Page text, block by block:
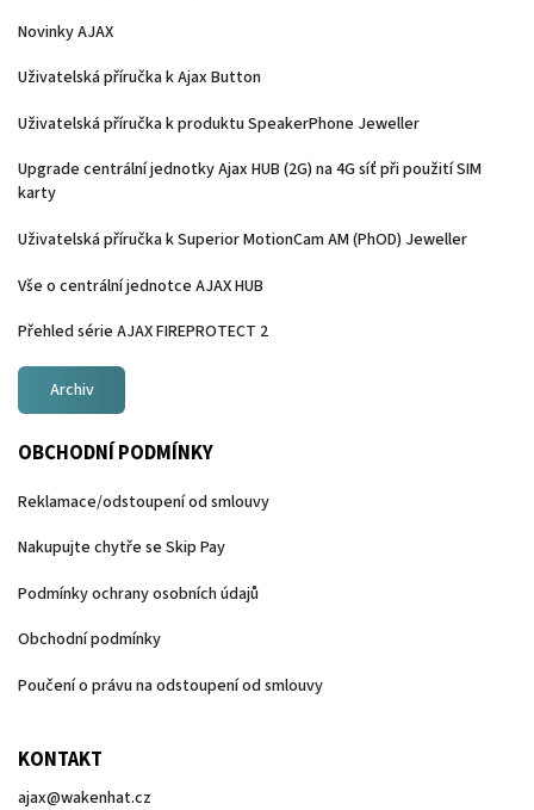
Novinky AJAX
Uživatelská příručka k Ajax Button
Uživatelská příručka k produktu SpeakerPhone Jeweller
Upgrade centrální jednotky Ajax HUB (2G) na 4G síť při použití SIM
karty
Uživatelská příručka k Superior MotionCam AM (PhOD) Jeweller
Vše o centrální jednotce AJAX HUB
Přehled série AJAX FIREPROTECT 2
Archiv
OBCHODNÍ PODMÍNKY
Reklamace/odstoupení od smlouvy
Nakupujte chytře se Skip Pay
Podmínky ochrany osobních údajů
Obchodní podmínky
Poučení o právu na odstoupení od smlouvy
KONTAKT
ajax@wakenhat.cz